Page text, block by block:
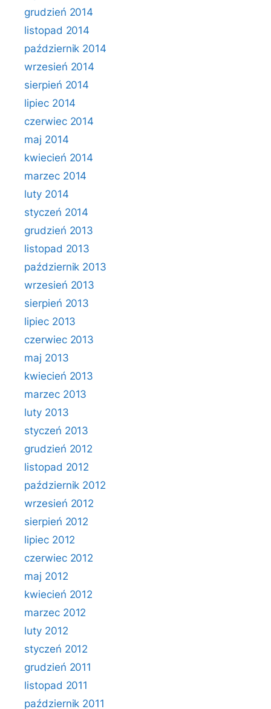
grudzień 2014
listopad 2014
październik 2014
wrzesień 2014
sierpień 2014
lipiec 2014
czerwiec 2014
maj 2014
kwiecień 2014
marzec 2014
luty 2014
styczeń 2014
grudzień 2013
listopad 2013
październik 2013
wrzesień 2013
sierpień 2013
lipiec 2013
czerwiec 2013
maj 2013
kwiecień 2013
marzec 2013
luty 2013
styczeń 2013
grudzień 2012
listopad 2012
październik 2012
wrzesień 2012
sierpień 2012
lipiec 2012
czerwiec 2012
maj 2012
kwiecień 2012
marzec 2012
luty 2012
styczeń 2012
grudzień 2011
listopad 2011
październik 2011